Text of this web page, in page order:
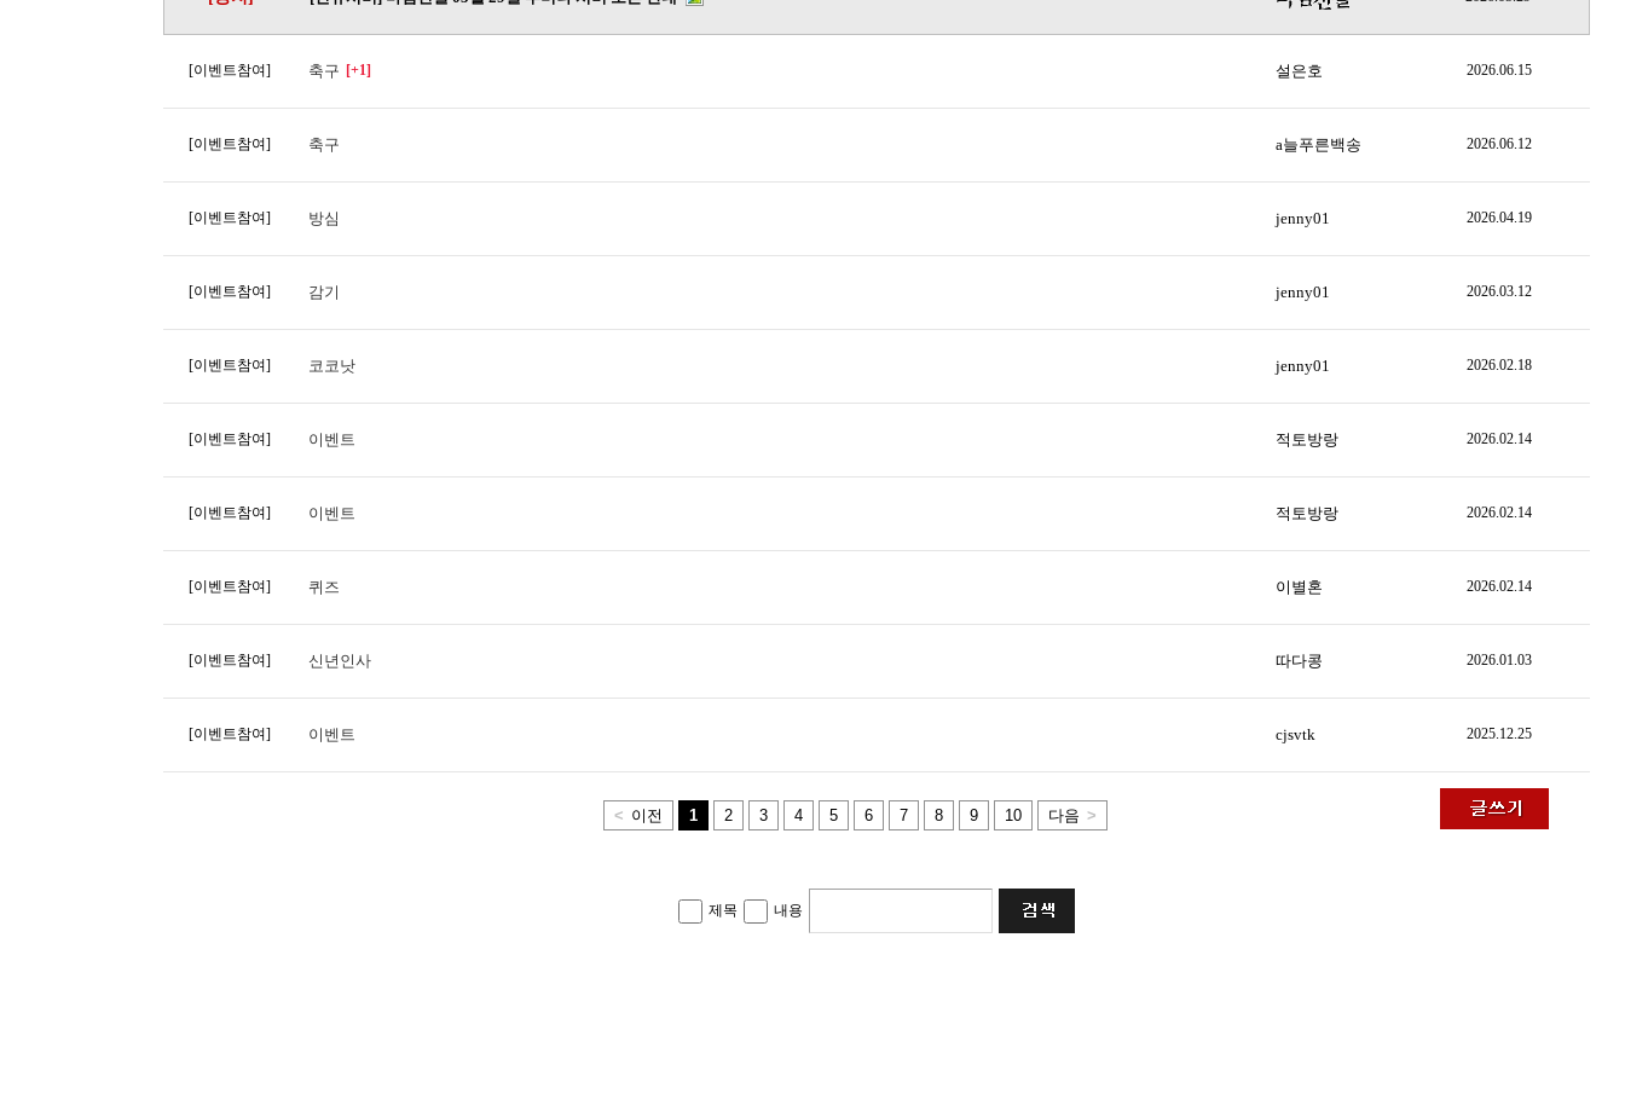
[이벤트참여] 축구 [+1] 설은호 2026.06.15
[이벤트참여] 축구 a늘푸른백송 2026.06.12
[이벤트참여] 방심 jenny01 2026.04.19
[이벤트참여] 감기 jenny01 2026.03.12
[이벤트참여] 코코낫 jenny01 2026.02.18
[이벤트참여] 이벤트 적토방랑 2026.02.14
[이벤트참여] 이벤트 적토방랑 2026.02.14
[이벤트참여] 퀴즈 이별혼 2026.02.14
[이벤트참여] 신년인사 따다콩 2026.01.03
[이벤트참여] 이벤트 cjsvtk 2025.12.25
< 이전 1 2 3 4 5 6 7 8 9 10 다음 >
제목 내용